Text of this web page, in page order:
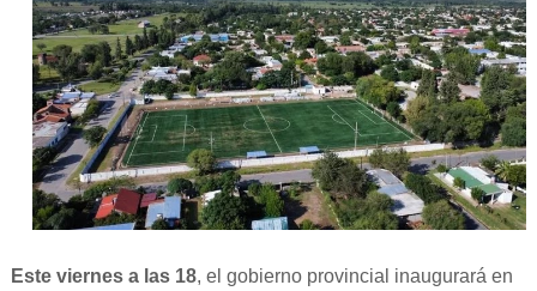
Este viernes a las 18, el gobierno provincial inaugurará en